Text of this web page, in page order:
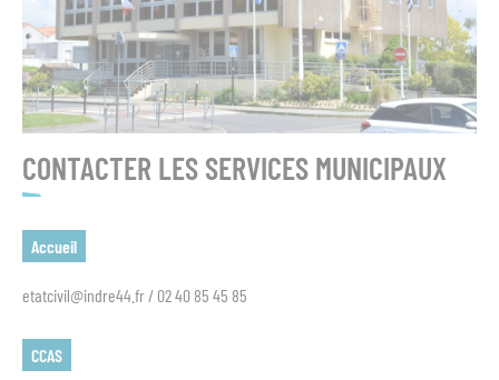
CONTACTER LES SERVICES MUNICIPAUX
Accueil
etatcivil@indre44.fr / 02 40 85 45 85
CCAS